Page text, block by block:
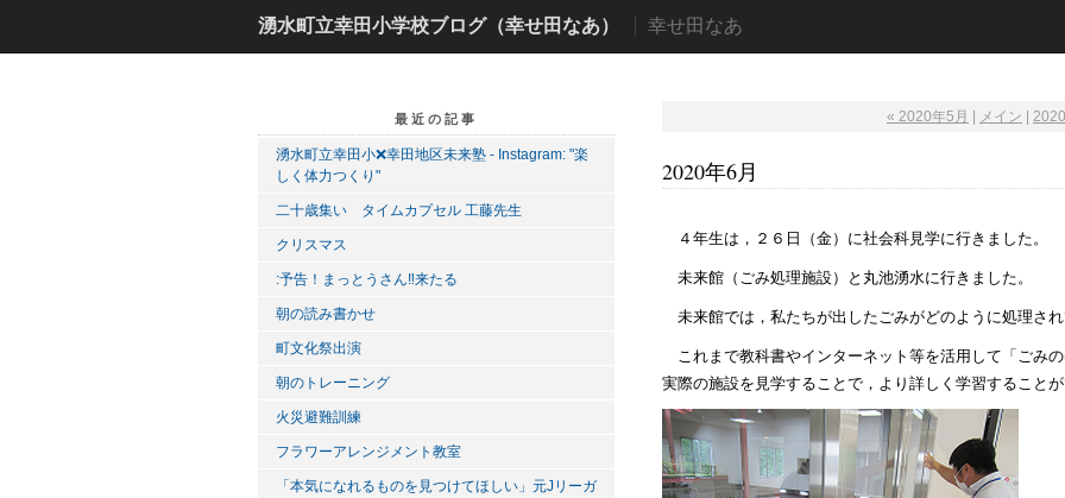
湧水町立幸田小学校ブログ（幸せ田なあ） 幸せ田なあ
最近の記事
湧水町立幸田小❌幸田地区未来塾 - Instagram: "楽
しく体力つくり"
二十歳集い タイムカプセル 工藤先生
クリスマス
:予告！まっとうさん‼️来たる
朝の読み書かせ
町文化祭出演
朝のトレーニング
火災避難訓練
フラワーアレンジメント教室
「本気になれるものを見つけてほしい」元Jリーガ
« 2020年5月 メイン
2020年6月
４年生は，２６日（金）に社会科見学に行きました。
未来館（ごみ処理施設）と丸池湧水に行きました。
未来館では，私たちが出したごみがどのように処理さ
これまで教科書やインターネット等を活用して「ごみ
実際の施設を見学することで，より詳しく学習すること